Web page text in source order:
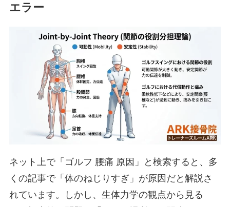
エラー
ネット上で「ゴルフ 腰痛 原因」と検索すると、多
くの記事で「体のねじりすぎ」が原因だと解説さ
れています。しかし、生体力学の観点から見る